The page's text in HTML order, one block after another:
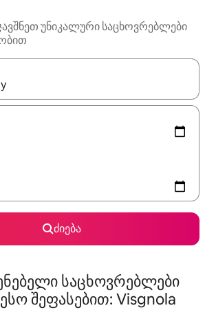
უნიკალური საცხოვრებლები
ხელმისაწვდომი გახდება, ნავიგაციისთვის
ძიება
საცხოვრებლები
შეფასებით: Visgnola